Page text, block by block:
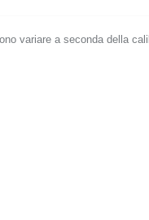
variare a seconda della